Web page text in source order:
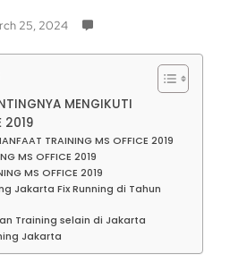
25, 2024
MENGIKUTI
2019
TRAINING MS OFFICE 2019
MS OFFICE 2019
MS OFFICE 2019
Jakarta Fix Running di Tahun
Training selain di Jakarta
Jakarta